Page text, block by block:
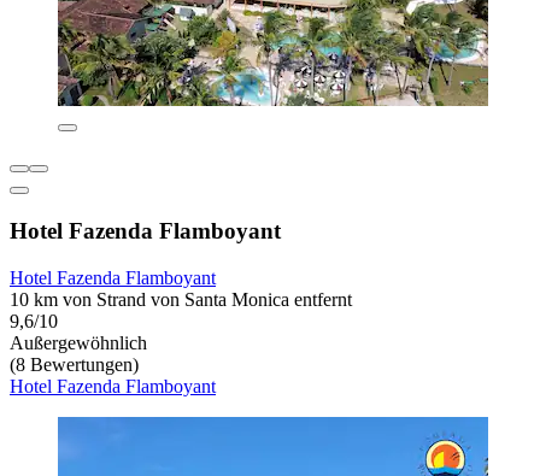
Hotel Fazenda Flamboyant
Hotel Fazenda Flamboyant
10 km von Strand von Santa Monica entfernt
9,6/10
Außergewöhnlich
(8 Bewertungen)
Hotel Fazenda Flamboyant